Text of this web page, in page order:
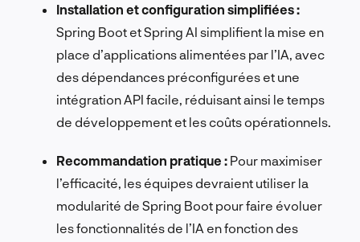
Installation et configuration simplifiées :
Spring Boot et Spring AI simplifient la mise en
place d’applications alimentées par l’IA, avec
des dépendances préconfigurées et une
intégration API facile, réduisant ainsi le temps
de développement et les coûts opérationnels.
Recommandation pratique : Pour maximiser
l’efficacité, les équipes devraient utiliser la
modularité de Spring Boot pour faire évoluer
les fonctionnalités de l’IA en fonction des